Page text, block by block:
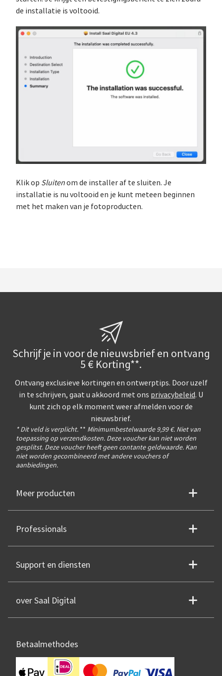
de installatie is voltooid.
Klik op Sluitenom de installer af te sluiten. Je
installatie is nu voltooid en je kunt meteen beginnen
met het maken van je fotoproducten.
Schrijf je in voor de nieuwsbrief en ontvang
5 € Korting**.
Ontvang exclusieve kortingen en ontwerptips. Door uzelf
in te schrijven, gaat u akkoord met ons privacybeleid. U
kunt zich op elk moment weer afmelden voor de
nieuwsbrief.
* Dit veld is verplicht. ** Minimumbestelwaarde 9,99 €. Niet van
toepassing op verzendkosten. Deze voucher kan niet worden
gesplitst. Deze voucher heeft geen contante geldwaarde. Kan
niet worden gecombineerd met andere vouchers of
aanbiedingen.
Meer producten
Professionals
Support en diensten
over Saal Digital
Betaalmethodes